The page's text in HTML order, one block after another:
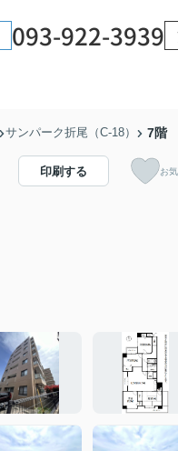
093-922-3939
サンパーク折尾（C-18） 7階
印刷する お